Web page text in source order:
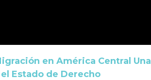
en América Central Una
Estado de Derecho